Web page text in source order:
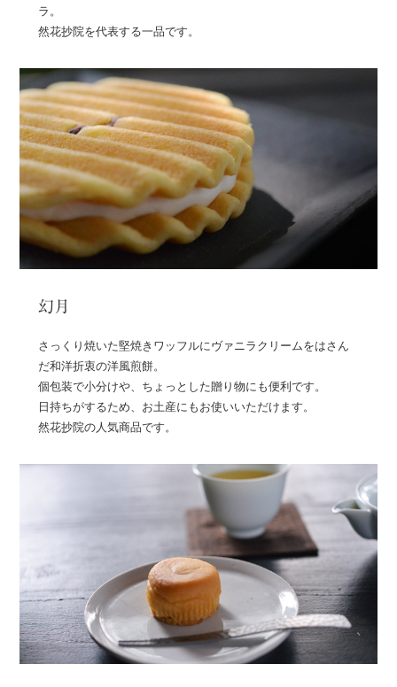
ラ。
然花抄院を代表する一品です。
幻月
さっくり焼いた堅焼きワッフルにヴァニラクリームをはさん
だ和洋折衷の洋風煎餅。
個包装で小分けや、ちょっとした贈り物にも便利です。
日持ちがするため、お土産にもお使いいただけます。
然花抄院の人気商品です。